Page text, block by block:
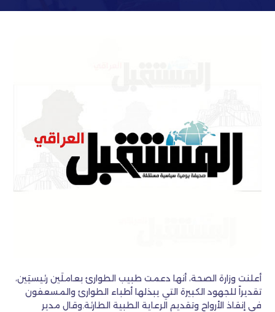
أعلنت وزارة الصحة، أنها دعمت طبيب الطوارئ بعاملَين رئيسيَين،
تقديراً للجهود الكبيرة التي يبذلها أطباء الطوارئ والمسعفون
في إنقاذ الأرواح وتقديم الرعاية الطبية الطارئة.وقال مدير